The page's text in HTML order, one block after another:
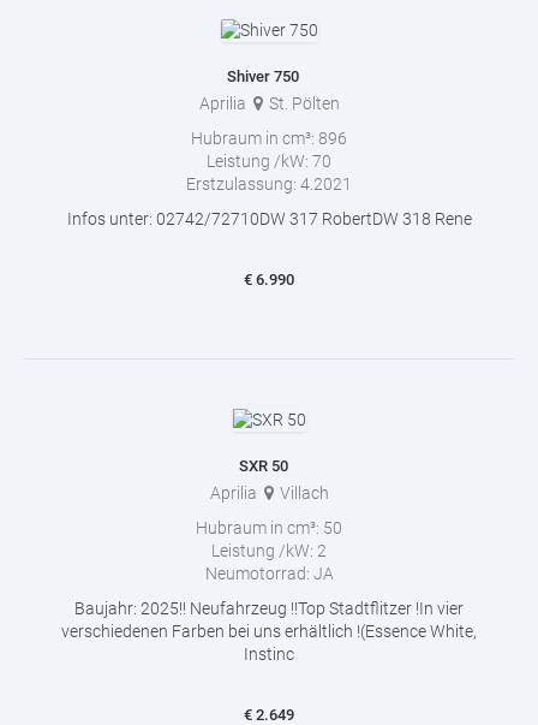
Shiver 750
Aprilia
St. Pölten
Hubraum in cm³: 896
Leistung /kW: 70
Erstzulassung: 4.2021
Infos unter: 02742/72710DW 317 RobertDW 318 Rene
€ 6.990
SXR 50
Aprilia
Villach
Hubraum in cm³: 50
Leistung /kW: 2
Neumotorrad: JA
Baujahr: 2025!! Neufahrzeug !!Top Stadtflitzer !In vier
verschiedenen Farben bei uns erhältlich !(Essence White,
Instinc
€ 2.649